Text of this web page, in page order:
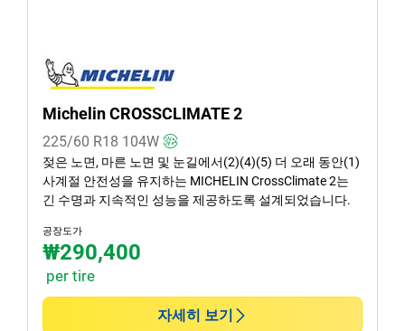
Michelin CROSSCLIMATE 2
225/60 R18 104W
젖은 노면, 마른 노면 및 눈길에서(2)(4)(5) 더 오래 동안(1)
사계절 안전성을 유지하는 MICHELIN CrossClimate 2는
긴 수명과 지속적인 성능을 제공하도록 설계되었습니다.
공장도가
₩290,400
per tire
자세히 보기